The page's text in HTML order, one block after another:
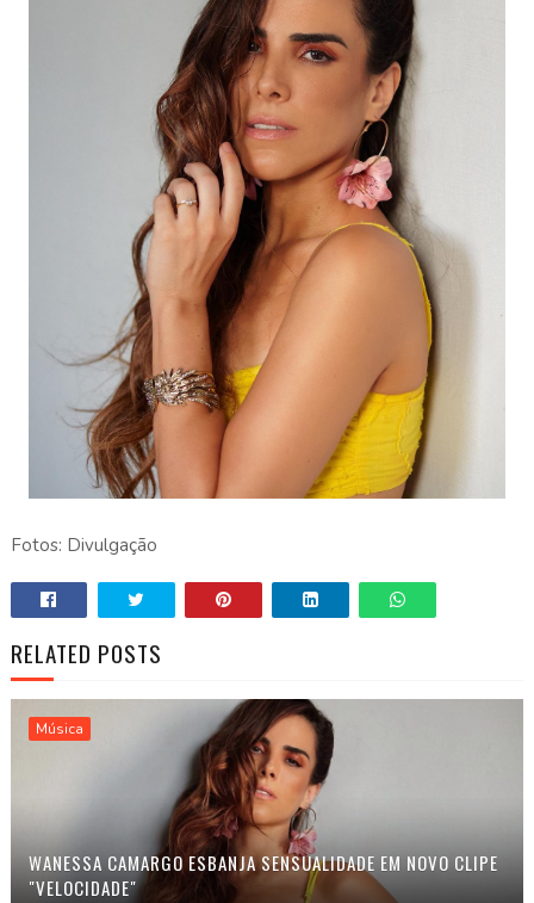
Fotos: Divulgação
RELATED POSTS
Música
WANESSA CAMARGO ESBANJA SENSUALIDADE EM NOVO CLIPE
"VELOCIDADE"